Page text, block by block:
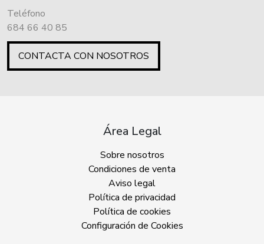
Teléfono
684 66 40 85
CONTACTA CON NOSOTROS
Área Legal
Sobre nosotros
Condiciones de venta
Aviso legal
Política de privacidad
Política de cookies
Configuración de Cookies